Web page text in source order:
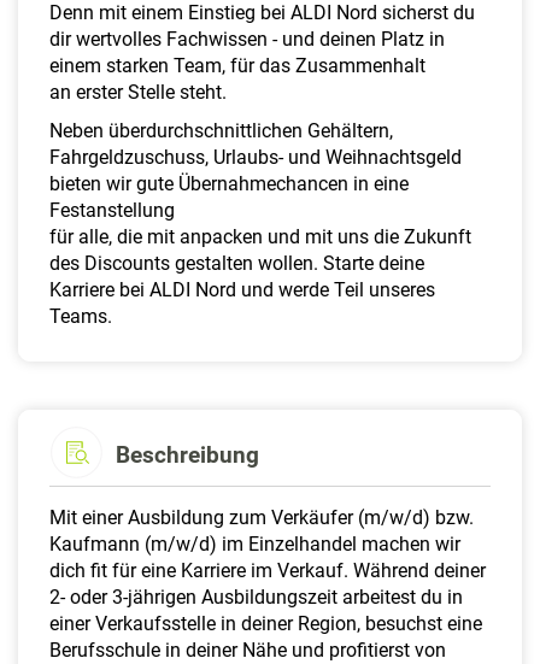
Denn mit einem Einstieg bei ALDI Nord sicherst du
dir wertvolles Fachwissen - und deinen Platz in
einem starken Team, für das Zusammenhalt
an erster Stelle steht.
Neben überdurchschnittlichen Gehältern,
Fahrgeldzuschuss, Urlaubs- und Weihnachtsgeld
bieten wir gute Übernahmechancen in eine
Festanstellung
für alle, die mit anpacken und mit uns die Zukunft
des Discounts gestalten wollen. Starte deine
Karriere bei ALDI Nord und werde Teil unseres
Teams.
Beschreibung
Mit einer Ausbildung zum Verkäufer (m/w/d) bzw.
Kaufmann (m/w/d) im Einzelhandel machen wir
dich fit für eine Karriere im Verkauf. Während deiner
2- oder 3-jährigen Ausbildungszeit arbeitest du in
einer Verkaufsstelle in deiner Region, besuchst eine
Berufsschule in deiner Nähe und profitierst von